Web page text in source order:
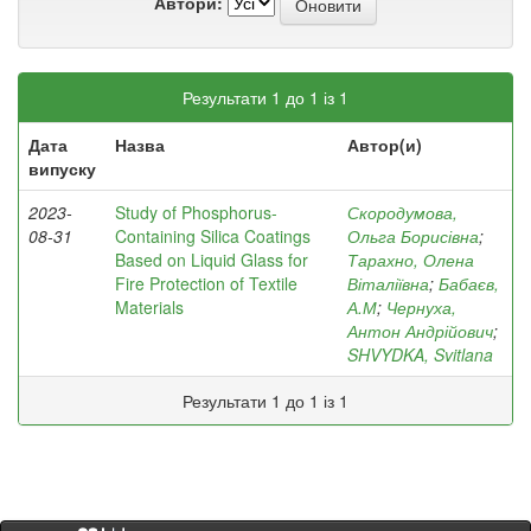
Результати 1 до 1 із 1
Дата
випуску
Назва Автор(и)
2023-
08-31
Study of Phosphorus-
Containing Silica Coatings
Based on Liquid Glass for
Fire Protection of Textile
Materials
Скородумова,
Ольга Борисівна;
Тарахно, Олена
Віталіївна; Бабаєв,
А.М; Чернуха,
Антон Андрійович;
SHVYDKA, Svitlana
Результати 1 до 1 із 1